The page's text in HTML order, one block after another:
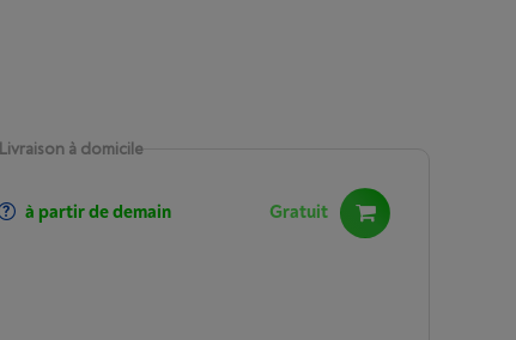
Livraison à domicile
à partir de demain Gratuit